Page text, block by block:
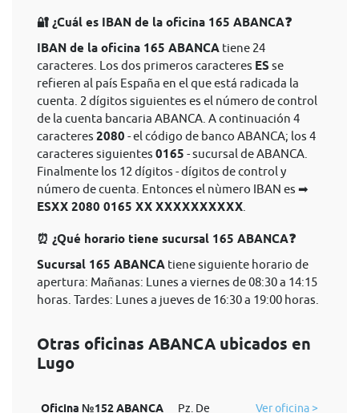
🔐 ¿Cuál es IBAN de la oficina 165 ABANCA❓
IBAN de la oficina 165 ABANCA tiene 24
caracteres. Los dos primeros caracteres ES se
refieren al país España en el que está radicada la
cuenta. 2 dígitos siguientes es el número de control
de la cuenta bancaria ABANCA. A continuación 4
caracteres 2080 - el código de banco ABANCA; los 4
caracteres siguientes 0165 - sucursal de ABANCA.
Finalmente los 12 dígitos - dígitos de control y
número de cuenta. Entonces el nùmero IBAN es ➡
ESXX 2080 0165 XX XXXXXXXXXX
⏰ ¿Qué horario tiene sucursal 165 ABANCA❓
Sucursal 165 ABANCA tiene siguiente horario de
apertura: Mañanas: Lunes a viernes de 08:30 a 14:15
horas. Tardes: Lunes a jueves de 16:30 a 19:00 horas.
Otras oficinas ABANCA ubicados en
Lugo
Oficina №152 ABANCA
Pz. De
Ver oficina >